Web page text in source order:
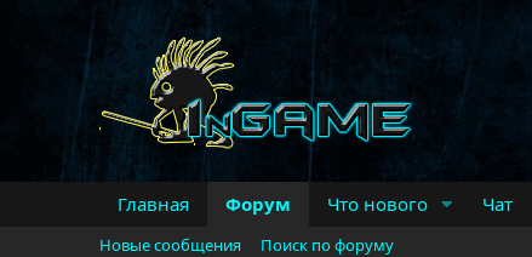
Главная Форум Что нового Чат
Новые сообщения
Поиск по форуму